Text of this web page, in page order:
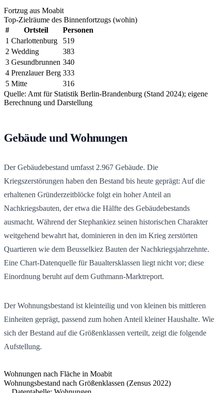
Fortzug aus Moabit
Top-Zielräume des Binnenfortzugs (wohin)
#
Ortsteil
Personen
1 Charlottenburg
519
2 Wedding
383
3 Gesundbrunnen 340
4 Prenzlauer Berg 333
5 Mitte
316
Quelle: Amt für Statistik Berlin-Brandenburg (Stand 2024); eigene
Berechnung und Darstellung
Gebäude und Wohnungen
Der Gebäudebestand umfasst 2.967 Gebäude. Die
Kriegszerstörungen haben den Bestand bis heute geprägt: Auf die
erhaltenen Gründerzeitblöcke folgt ein hoher Anteil an
Nachkriegsbauten, der etwa die Hälfte des Gebäudebestands
ausmacht. Während der Stephankiez seinen historischen Charakter
weitgehend bewahrt hat, dominieren in den im Krieg zerstörten
Quartieren wie dem Beusselkiez Bauten der Nachkriegsjahrzehnte.
Eine Chart-Datenquelle für Baualtersklassen liegt nicht vor; diese
Einordnung beruht auf dem Guthmann-Marktreport.
Der Wohnungsbestand ist kleinteilig und von kleinen bis mittleren
Einheiten geprägt, passend zum hohen Anteil kleiner Haushalte. Wie
sich der Bestand auf die Größenklassen verteilt, zeigt die folgende
Aufstellung.
Wohnungen nach Fläche in Moabit
Wohnungsbestand nach Größenklassen (Zensus 2022)